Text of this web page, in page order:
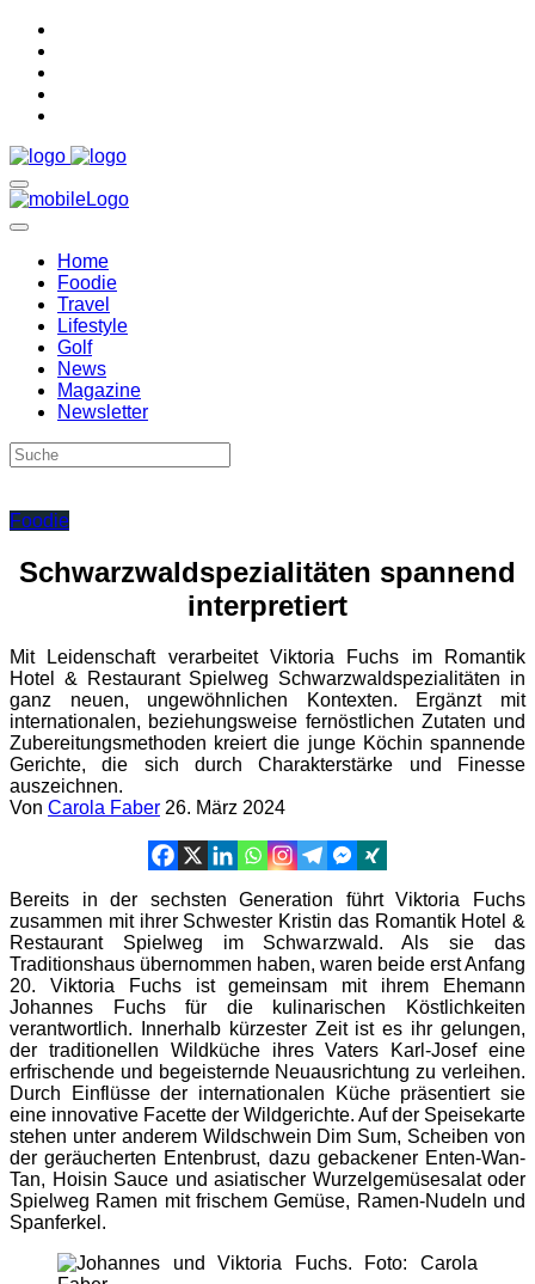
Home
Foodie
Travel
Lifestyle
Golf
News
Magazine
Newsletter
Foodie
Schwarzwaldspezialitäten spannend
interpretiert
Mit Leidenschaft verarbeitet Viktoria Fuchs im Romantik
Hotel & Restaurant Spielweg Schwarzwaldspezialitäten in
ganz neuen, ungewöhnlichen Kontexten. Ergänzt mit
internationalen, beziehungsweise fernöstlichen Zutaten und
Zubereitungsmethoden kreiert die junge Köchin spannende
Gerichte, die sich durch Charakterstärke und Finesse
auszeichnen.
Von Carola Faber 26. März 2024
Bereits in der sechsten Generation führt Viktoria Fuchs
zusammen mit ihrer Schwester Kristin das Romantik Hotel &
Restaurant Spielweg im Schwarzwald. Als sie das
Traditionshaus übernommen haben, waren beide erst Anfang
20. Viktoria Fuchs ist gemeinsam mit ihrem Ehemann
Johannes Fuchs für die kulinarischen Köstlichkeiten
verantwortlich. Innerhalb kürzester Zeit ist es ihr gelungen,
der traditionellen Wildküche ihres Vaters Karl-Josef eine
erfrischende und begeisternde Neuausrichtung zu verleihen.
Durch Einflüsse der internationalen Küche präsentiert sie
eine innovative Facette der Wildgerichte. Auf der Speisekarte
stehen unter anderem Wildschwein Dim Sum, Scheiben von
der geräucherten Entenbrust, dazu gebackener Enten-Wan-
Tan, Hoisin Sauce und asiatischer Wurzelgemüsesalat oder
Spielweg Ramen mit frischem Gemüse, Ramen-Nudeln und
Spanferkel.